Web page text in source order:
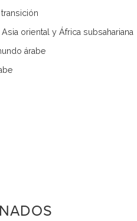
transición
oriental y África subsahariana
árabe